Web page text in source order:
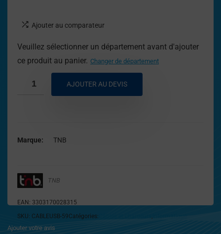
Ajouter au comparateur
Veuillez sélectionner un département avant d'ajouter
ce produit au panier. Changer de département
AJOUTER AU DEVIS
Marque TNB
TNB
EAN: 3303170028315
SKU: CABLEUSB-59Catégories: ,
Ajouter votre avis